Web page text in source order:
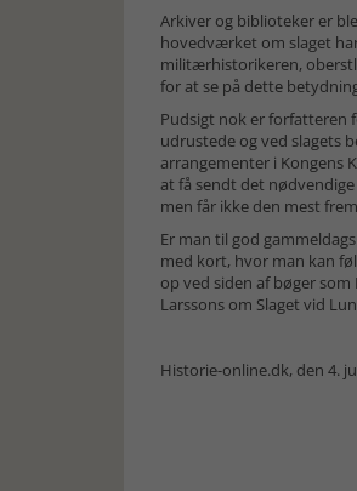
Arkiver og biblioteker er
hovedværket om slaget
militærhistorikeren,
for at se på dette
Pudsigt nok er forfatteren
udrustede og ved slagets
arrangementer i Kongens
at få sendt det
men får ikke den mest
Er man til god
med kort, hvor man kan
op ved siden af bøger
Larssons om Slaget vid
Historie-online.dk, den 4.